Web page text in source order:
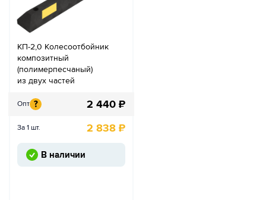
КП-2,0 Колесоотбойник
композитный
(полимерпесчаный)
из двух частей
Опт ? 2 440 ₽
За 1 шт. 2 838 ₽
В наличии